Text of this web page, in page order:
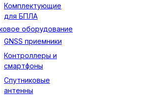
Комплектующие
для БПЛА
оборудование
GNSS приемники
Контроллеры и
смартфоны
Спутниковые
антенны